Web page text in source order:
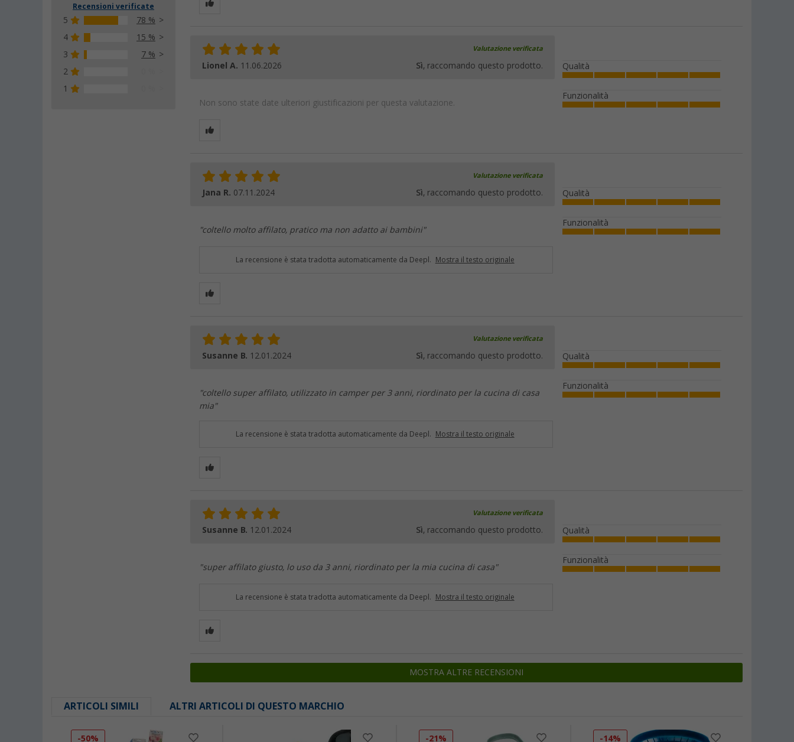
Recensioni verificate
5
78 %
4
15 %
3
7 %
2
1
Valutazione verificata
Lionel A. 11.06.2026 Sì, raccomando questo prodotto.
Non sono state date ulteriori giustificazioni per questa valutazione.
Qualità
Funzionalità
Valutazione verificata
Jana R. 07.11.2024 Sì, raccomando questo prodotto.
"coltello molto affilato, pratico ma non adatto ai bambini"
Qualità
Funzionalità
La recensione è stata tradotta automaticamente da Deepl. Mostra il testo originale
Valutazione verificata
Susanne B. 12.01.2024 Sì, raccomando questo prodotto.
"coltello super affilato, utilizzato in camper per 3 anni, riordinato per la cucina di casa
mia"
Qualità
Funzionalità
La recensione è stata tradotta automaticamente da Deepl. Mostra il testo originale
Valutazione verificata
Susanne B. 12.01.2024 Sì, raccomando questo prodotto.
"super affilato giusto, lo uso da 3 anni, riordinato per la mia cucina di casa"
Qualità
Funzionalità
La recensione è stata tradotta automaticamente da Deepl. Mostra il testo originale
MOSTRA ALTRE RECENSIONI
ARTICOLI SIMILI ALTRI ARTICOLI DI QUESTO MARCHIO
-50% -21% -14%